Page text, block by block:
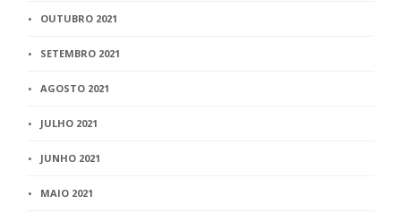
OUTUBRO 2021
SETEMBRO 2021
AGOSTO 2021
JULHO 2021
JUNHO 2021
MAIO 2021